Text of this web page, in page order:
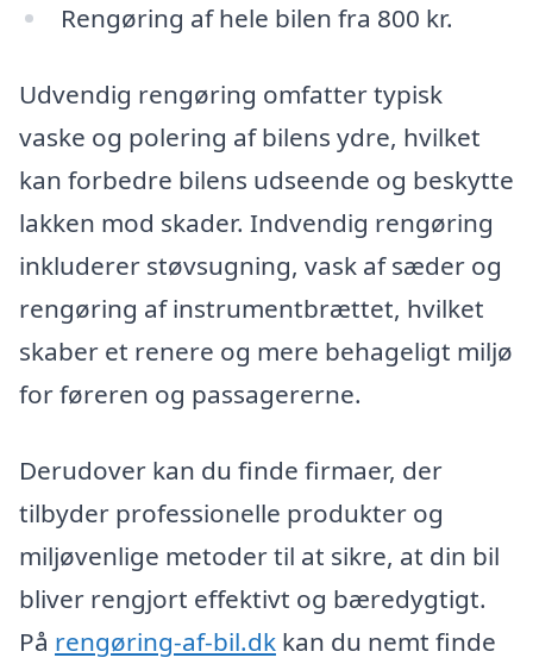
Rengøring af hele bilen fra 800 kr.
Udvendig rengøring omfatter typisk
vaske og polering af bilens ydre, hvilket
kan forbedre bilens udseende og beskytte
lakken mod skader. Indvendig rengøring
inkluderer støvsugning, vask af sæder og
rengøring af instrumentbrættet, hvilket
skaber et renere og mere behageligt miljø
for føreren og passagererne.
Derudover kan du finde firmaer, der
tilbyder professionelle produkter og
miljøvenlige metoder til at sikre, at din bil
bliver rengjort effektivt og bæredygtigt.
På rengøring-af-bil.dk kan du nemt finde